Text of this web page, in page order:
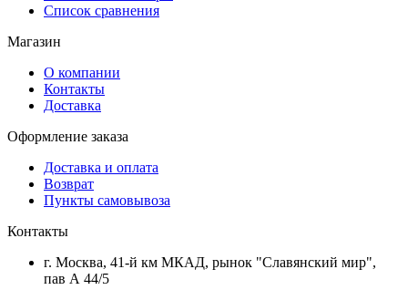
Список сравнения
Магазин
О компании
Контакты
Доставка
Оформление заказа
Доставка и оплата
Возврат
Пункты самовывоза
Контакты
г. Москва, 41-й км МКАД, рынок "Славянский мир",
пав А 44/5